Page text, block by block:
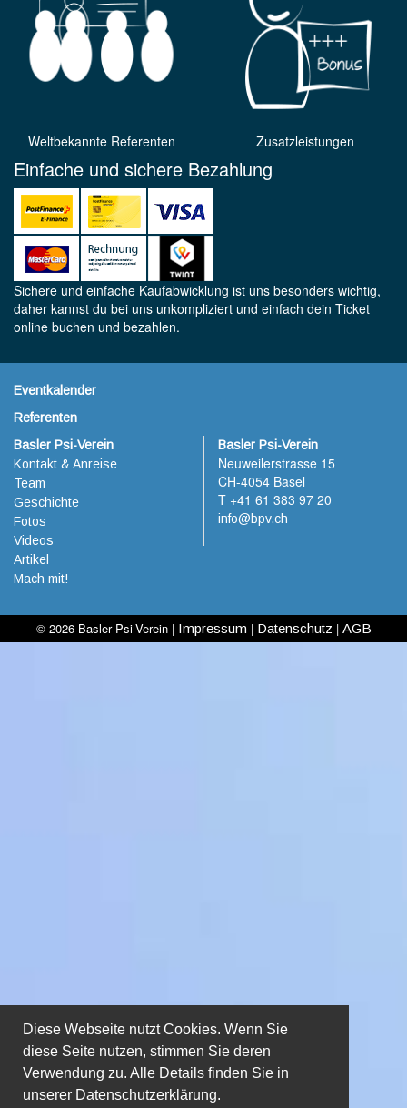
Diese Webseite nutzt Cookies. Wenn Sie
diese Seite nutzen, stimmen Sie deren
Verwendung zu. Alle Details finden Sie in
unserer Datenschutzerklärung.
Weltbekannte Referenten Zusatzleistungen
Einfache und sichere Bezahlung
Sichere und einfache Kaufabwicklung ist uns besonders wichtig,
daher kannst du bei uns unkompliziert und einfach dein Ticket
online buchen und bezahlen.
Eventkalender
Referenten
Basler Psi-Verein
Kontakt & Anreise
Team
Geschichte
Fotos
Videos
Artikel
Mach mit!
Basler Psi-Verein
Neuweilerstrasse 15
CH-4054 Basel
T +41 61 383 97 20
info@bpv.ch
© 2026 Basler Psi-Verein | Impressum| Datenschutz | AGB